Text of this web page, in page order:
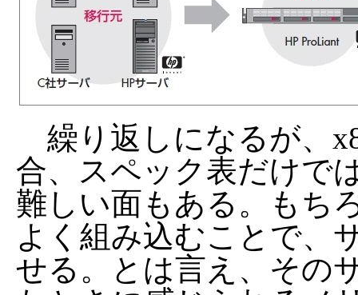
繰り返しになるが、
合、スペック表だけで
難しい面もある。もち
よく組み込むことで、
せる。とは言え、その